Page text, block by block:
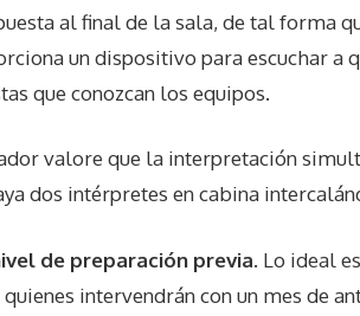
al final de la sala, de tal forma
un dispositivo para escuchar a
que conozcan los equipos.
valore que la interpretación
dos intérpretes en cabina
de preparación previa. Lo ideal
intervendrán con un mes de